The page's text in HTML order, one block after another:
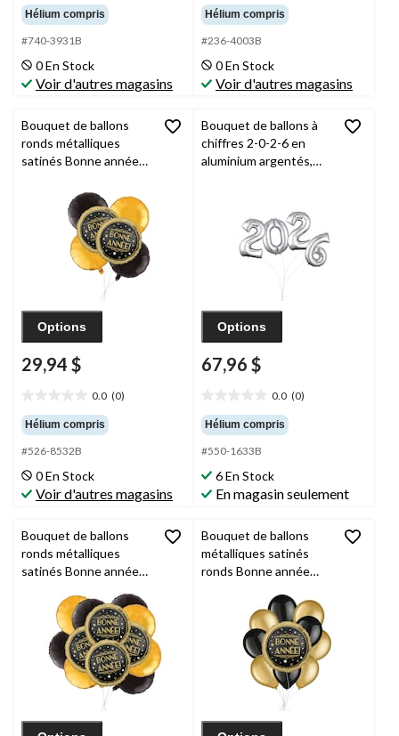
étoile(s)
sur
5.
Hélium compris
#740-3931B
0 En Stock
Voir d'autres magasins
étoile(s)
sur
5.
Hélium compris
#236-4003B
0 En Stock
Voir d'autres magasins
Bouquet de ballons
ronds métalliques
satinés Bonne année
métalliques, doré/noir,
paq. 6, gonflage à
l’hélium et ruban inclus,
pour veille du jour de
Options
29,94 $
0.0 (0)
étoile(s)
sur
5.
Hélium compris
#526-8532B
0 En Stock
Voir d'autres magasins
Bouquet de ballons à
chiffres 2-0-2-6 en
aluminium argentés,
pour la veille du jour de
Options
67,96 $
0.0 (0)
étoile(s)
sur
5.
Hélium compris
#550-1633B
6 En Stock
En magasin seulement
Bouquet de ballons
ronds métalliques
satinés Bonne année
métalliques, doré/noir,
paq. 12, gonflage à
l’hélium et ruban inclus,
pour veille du jour de
Bouquet de ballons
métalliques satinés
ronds Bonne année
latex, doré/noir, paq.
10, gonflage à l’hélium
et ruban inclus